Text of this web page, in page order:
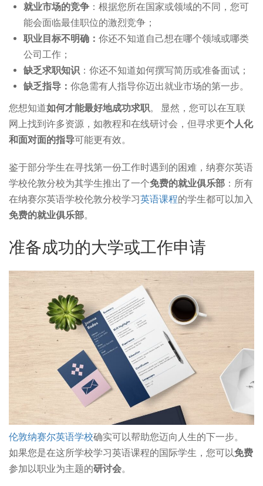
就业市场的竞争 ：根据您所在国家或领域的不同，您可
能会面临最佳职位的激烈竞争；
职业目标不明确： 你还不知道自己想在哪个领域或哪类
公司工作；
缺乏求职知识 ：你还不知道如何撰写简历或准备面试；
缺乏指导： 你急需有人指导你迈出就业市场的第一步。
您想知道如何才能最好地成功求职。 显然，您可以在互联
网上找到许多资源，如教程和在线研讨会，但寻求更个人化
和面对面的指导可能更有效。
鉴于部分学生在寻找第一份工作时遇到的困难，纳赛尔英语
学校伦敦分校为其学生推出了一个免费的就业俱乐部 ：所有
在纳赛尔英语学校伦敦分校学习英语课程的学生都可以加入
免费的就业俱乐部。
准备成功的大学或工作申请
伦敦纳赛尔英语学校确实可以帮助您迈向人生的下一步。
如果您是在这所学校学习英语课程的国际学生，您可以免费
参加以职业为主题的研讨会。